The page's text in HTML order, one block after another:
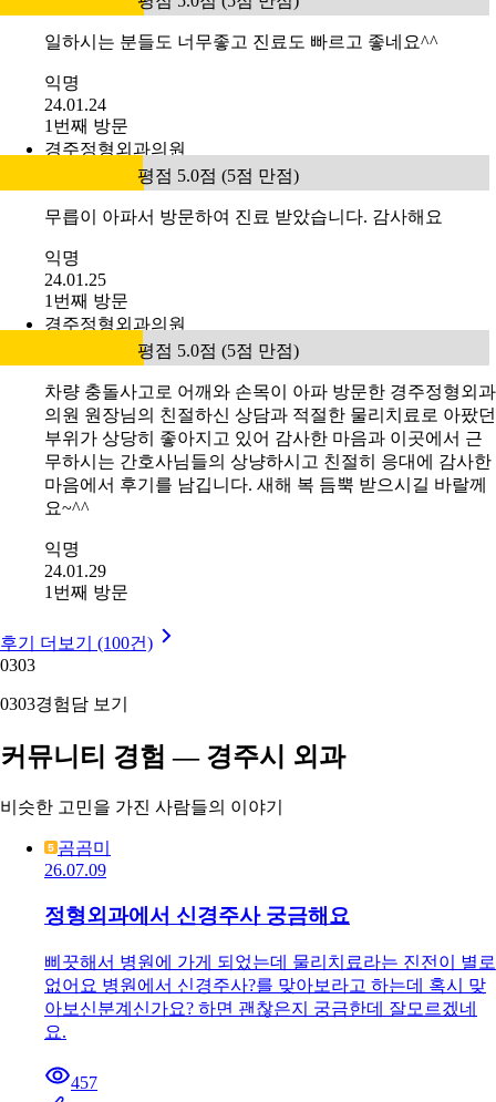
일하시는 분들도 너무좋고 진료도 빠르고 좋네요^^
익명
24.01.24
1번째 방문
경주정형외과의원
평점 5.0점 (5점 만점)
무릅이 아파서 방문하여 진료 받았습니다. 감사해요
익명
24.01.25
1번째 방문
경주정형외과의원
평점 5.0점 (5점 만점)
차량 충돌사고로 어깨와 손목이 아파 방문한 경주정형외과
의원 원장님의 친절하신 상담과 적절한 물리치료로 아팠던
부위가 상당히 좋아지고 있어 감사한 마음과 이곳에서 근
무하시는 간호사님들의 상냥하시고 친절히 응대에 감사한
마음에서 후기를 남깁니다. 새해 복 듬뿍 받으시길 바랄께
요~^^
익명
24.01.29
1번째 방문
후기 더보기 (100건)
0303
0303경험담 보기
커뮤니티 경험 — 경주시 외과
비슷한 고민을 가진 사람들의 이야기
곰곰미
26.07.09
정형외과에서 신경주사 궁금해요
삐끗해서 병원에 가게 되었는데 물리치료라는 진전이 별로
없어요 병원에서 신경주사?를 맞아보라고 하는데 혹시 맞
아보신분계신가요? 하면 괜찮은지 궁금한데 잘모르겠네
요.
457